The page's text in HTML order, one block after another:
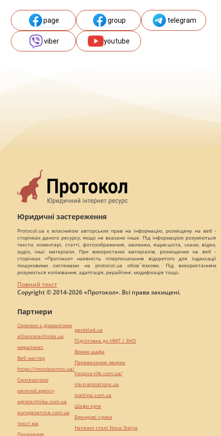
page group telegram
viber youtube
Юридичні застереження
Protocol.ua є власником авторських прав на інформацію, розміщену на веб -
сторінках даного ресурсу, якщо не вказано інше. Під інформацією розуміються
тексти, коментарі, статті, фотозображення, малюнки, ящик-шота, скани, відео,
аудіо, інші матеріали. При використанні матеріалів, розміщених на веб -
сторінках «Протокол» наявність гіперпосилання відкритого для індексації
пошуковими системами на protocol.ua обов`язкове. Під використанням
розуміється копіювання, адаптація, рерайтинг, модифікація тощо.
Повний текст
Copyright © 2014-2026 «Протокол». Всі права захищені.
Партнери
Сережки з діамантами
alliancetechnika.ua
миралинкс
Веб мастер
https://motokosmos.ua/
Синтезатори
perevod.agency
agrotechnika.com.ua
europeservice.com.ua
текст юа
Посилання
pereklad.ua
Підготовка до НМТ / ЗНО
Винна шафа
Перевезення хворих
hospice-life.com.ua/
mk-translations.ua
maltina.com.ua
Шафи купе
Брендові сумки
Натяжні стелі Nova Stelya